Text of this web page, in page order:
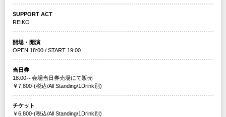
SUPPORT ACT
REIKO
開場・開演
OPEN 18:00 / START 19:00
当日券
18:00～会場当日券売場にて販売
￥7,800-(税込/All Standing/1Drink別)
チケット
￥6,800-(税込/All Standing/1Drink別)